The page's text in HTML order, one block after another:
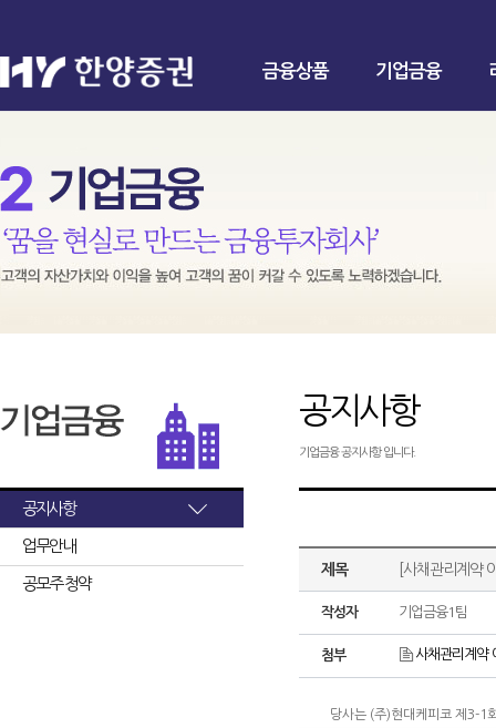
금융상품 기업금융
공지사항
업무안내
공모주 청약
공지사항
기업금융 공지사항 입니다.
제목 [사채관리계약
작성자 기업금융1팀
첨부 사채관리계약
당사는 (주)현대케피코 제3-1